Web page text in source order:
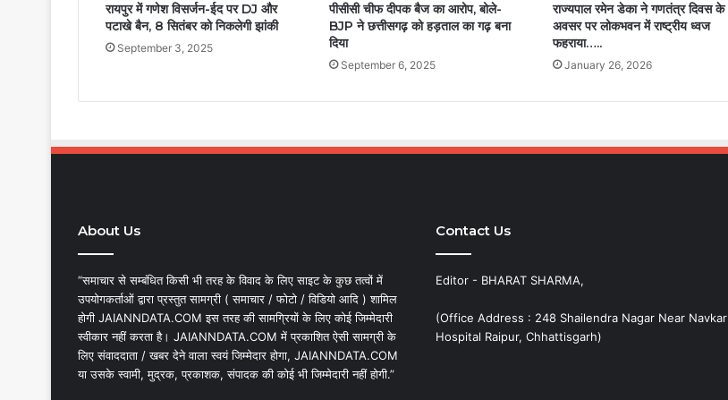
रायपुर में गणेश विसर्जन-ईद पर DJ और
पटाखे बैन, 8 सितंबर को निकलेगी झांकी
September 3, 2025
पीसीसी चीफ दीपक बैज का आरोप, बोले-
BJP ने छत्तीसगढ़ को हड़ताल का गढ़ बना
दिया
September 6, 2025
राज्यपाल रमेन डेका ने गणतंत्र दिवस के
अवसर पर लोकभवन में राष्ट्रीय ध्वज
फहराया…..
January 26, 2026
About Us
“समाचार से सम्बंधित किसी भी तरह के विवाद के लिए साइट के कुछ तत्वों में
उपयोगकर्ताओं द्वारा प्रस्तुत सामग्री ( समाचार / फोटो / विडियो आदि ) शामिल
होगी JAIANNDATA.COM इस तरह की सामग्रियों के लिए कोई जिम्मेदारी
स्वीकार नहीं करता है। JAIANNDATA.COM में प्रकाशित ऐसी सामग्री के
लिए संवाददाता / खबर देने वाला स्वयं जिम्मेदार होगा, JAIANNDATA.COM
या उसके स्वामी, मुद्रक, प्रकाशक, संपादक की कोई भी जिम्मेदारी नहीं होगी.”
Contact Us
Editor - BHARAT SHARMA,
(Office Address : 248 Shailendra Nagar Near Navkar
Hospital Raipur, Chhattisgarh)